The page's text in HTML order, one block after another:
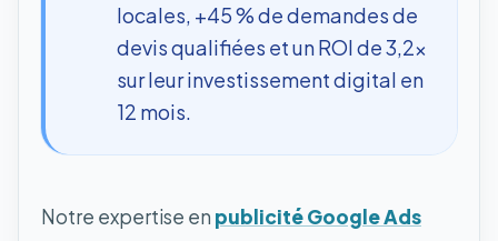
locales, +45 % de demandes de
devis qualifiées et un ROI de 3,2x
sur leur investissement digital en
12 mois.
Notre expertise en publicité Google Ads